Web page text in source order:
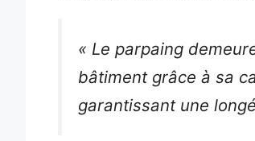
« Le parpaing
bâtiment grâce à sa
garantissant une